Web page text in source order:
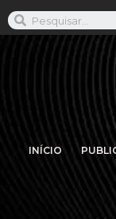
INÍCIO